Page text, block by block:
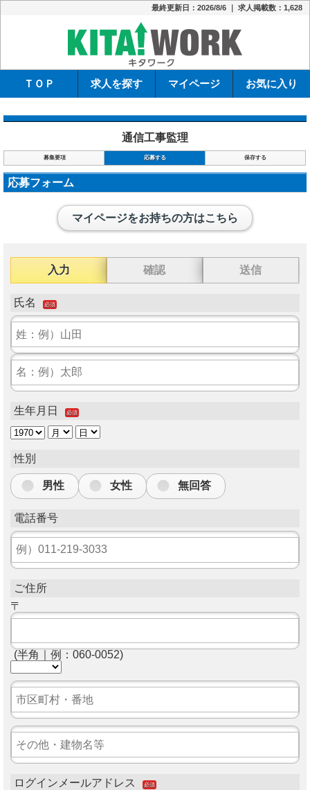
最終更新日：2026/8/6 ｜ 求人掲載数：1,628
ＴＯＰ 求人を探す マイページ お気に入り
通信工事監理
募集要項 応募する 保存する
応募フォーム
マイページをお持ちの方はこちら
入力 確認 送信
氏名 必須
生年月日 必須
性別
男性 女性 無回答
電話番号
ご住所
〒
(半角｜例：060-0052)
ログインメールアドレス 必須